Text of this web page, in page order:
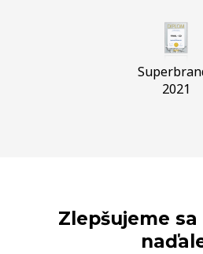
2021
Zlepšujeme sa